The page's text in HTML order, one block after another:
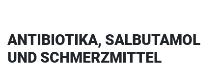
ANTIBIOTIKA, SALBUTAMOL
UND SCHMERZMITTEL